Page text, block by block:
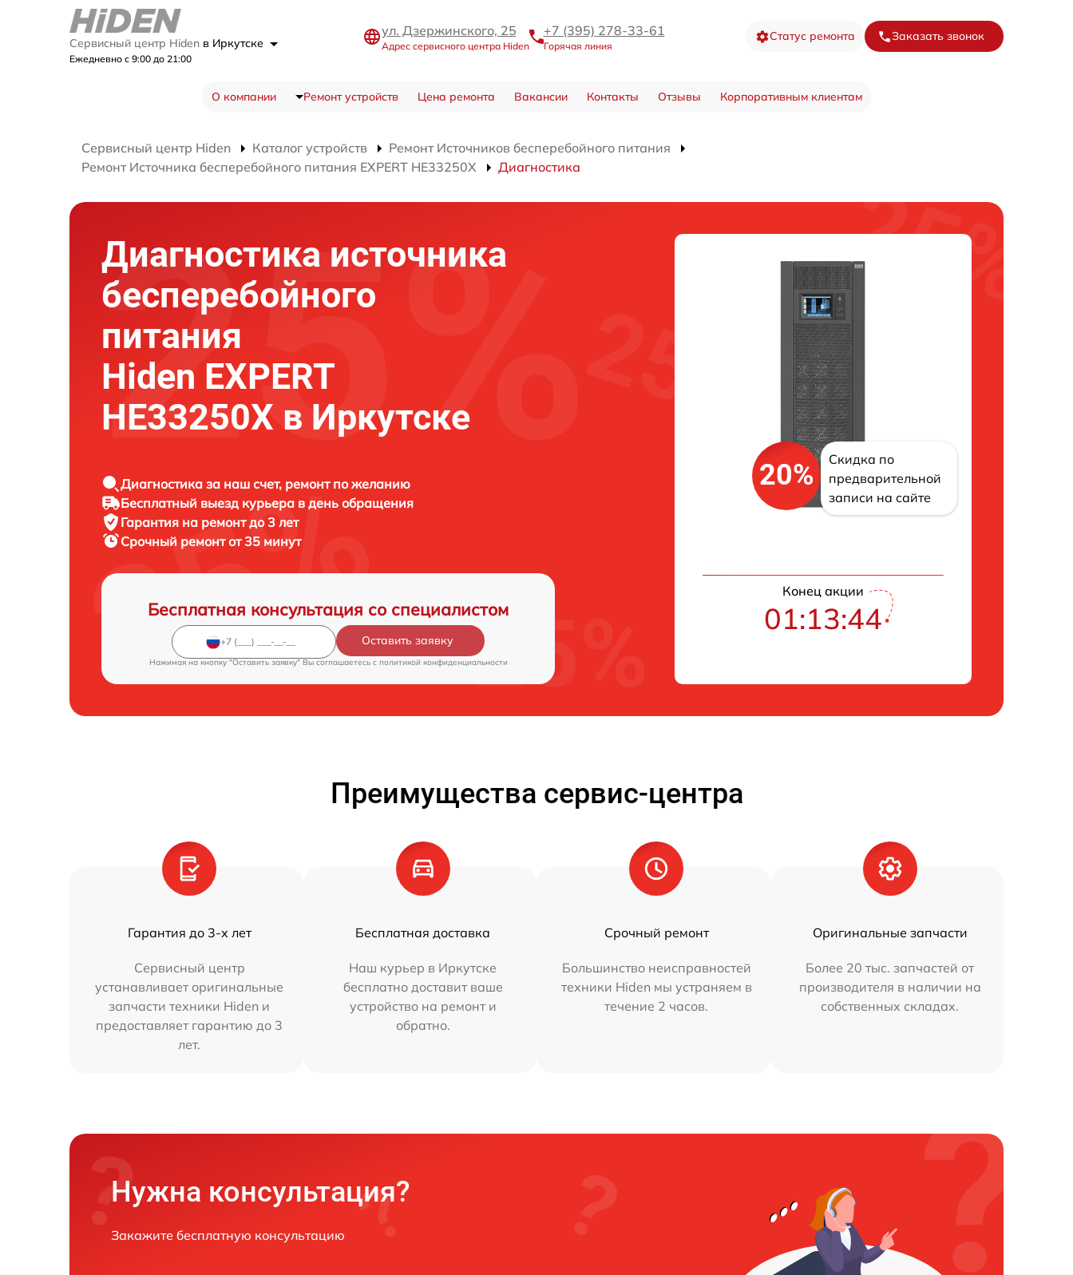
Сервисный центр Hiden в Иркутске
Ежедневно с 9:00 до 21:00
ул. Дзержинского, 25
Адрес сервисного центра Hiden
+7 (395) 278-33-61
Горячая линия
Статус ремонта Заказать звонок
О компании Ремонт устройств Цена ремонта Вакансии Контакты Отзывы Корпоративным клиентам
Сервисный центр Hiden Каталог устройств
Ремонт Источников бесперебойного питания
Ремонт Источника бесперебойного питания EXPERT HE33250X
Диагностика
Диагностика источника
бесперебойного
питания
Hiden EXPERT
HE33250X в Иркутске
Диагностика за наш счет, ремонт по желанию
Бесплатный выезд курьера в день обращения
Гарантия на ремонт до 3 лет
Срочный ремонт от 35 минут
Бесплатная консультация со специалистом
Оставить заявку
Нажимая на кнопку "Оставить заявку" Вы соглашаетесь c политикой конфиденциальности
20%
Скидка по
предварительной
записи на сайте
Конец акции
01:13:43
Преимущества сервис-центра
Гарантия до 3-х лет
Сервисный центр
устанавливает оригинальные
запчасти техники Hiden и
предоставляет гарантию до 3
лет.
Бесплатная доставка
Наш курьер в Иркутске
бесплатно доставит ваше
устройство на ремонт и
обратно.
Срочный ремонт
Большинство неисправностей
техники Hiden мы устраняем в
течение 2 часов.
Оригинальные запчасти
Более 20 тыс. запчастей от
производителя в наличии на
собственных складах.
Нужна консультация?
Закажите бесплатную консультацию